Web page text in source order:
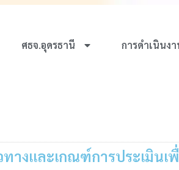
ศธจ.อุดรธานี การดำเนินง
งและเกณฑ์การประเมินเ